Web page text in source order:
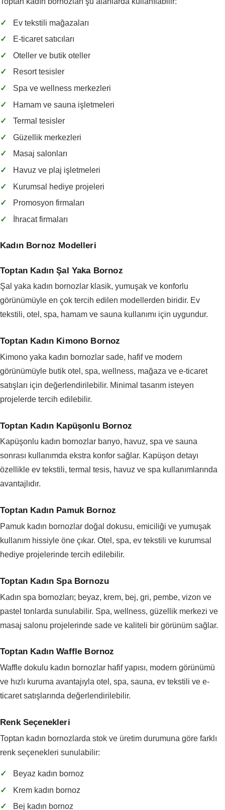
✓
Ev tekstili mağazaları
✓
E-ticaret satıcıları
✓
Oteller ve butik oteller
✓
Resort tesisler
✓
Spa ve wellness merkezleri
✓
Hamam ve sauna işletmeleri
✓
Termal tesisler
✓
Güzellik merkezleri
✓
Masaj salonları
✓
Havuz ve plaj işletmeleri
✓
Kurumsal hediye projeleri
✓
Promosyon firmaları
✓
İhracat firmaları
Kadın Bornoz Modelleri
Toptan Kadın Şal Yaka Bornoz
Şal yaka kadın bornozlar klasik, yumuşak ve konforlu
görünümüyle en çok tercih edilen modellerden biridir. Ev
tekstili, otel, spa, hamam ve sauna kullanımı için uygundur.
Toptan Kadın Kimono Bornoz
Kimono yaka kadın bornozlar sade, hafif ve modern
görünümüyle butik otel, spa, wellness, mağaza ve e-ticaret
satışları için değerlendirilebilir. Minimal tasarım isteyen
projelerde tercih edilebilir.
Toptan Kadın Kapüşonlu Bornoz
Kapüşonlu kadın bornozlar banyo, havuz, spa ve sauna
sonrası kullanımda ekstra konfor sağlar. Kapüşon detayı
özellikle ev tekstili, termal tesis, havuz ve spa kullanımlarında
avantajlıdır.
Toptan Kadın Pamuk Bornoz
Pamuk kadın bornozlar doğal dokusu, emiciliği ve yumuşak
kullanım hissiyle öne çıkar. Otel, spa, ev tekstili ve kurumsal
hediye projelerinde tercih edilebilir.
Toptan Kadın Spa Bornozu
Kadın spa bornozları; beyaz, krem, bej, gri, pembe, vizon ve
pastel tonlarda sunulabilir. Spa, wellness, güzellik merkezi ve
masaj salonu projelerinde sade ve kaliteli bir görünüm sağlar.
Toptan Kadın Waffle Bornoz
Waffle dokulu kadın bornozlar hafif yapısı, modern görünümü
ve hızlı kuruma avantajıyla otel, spa, sauna, ev tekstili ve e-
ticaret satışlarında değerlendirilebilir.
Renk Seçenekleri
Toptan kadın bornozlarda stok ve üretim durumuna göre farklı
renk seçenekleri sunulabilir:
✓
Beyaz kadın bornoz
✓
Krem kadın bornoz
✓
Bej kadın bornoz